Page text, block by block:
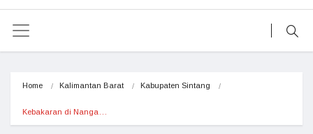
Home Kalimantan Barat Kabupaten Sintang
Kebakaran di Nanga…